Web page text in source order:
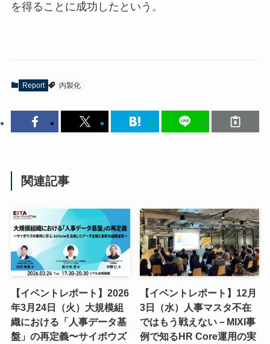
を得ることに成功したという。
Report 内製化
関連記事
【イベントレポート】2026
年3月24日（火）大規模組
織における「人事データ基
盤」の再定義〜サイボウズ
【イベントレポート】12月
3日（水）人事マスタ不在
ではもう戦えない－MIXI事
例で知るHR Core運用の実